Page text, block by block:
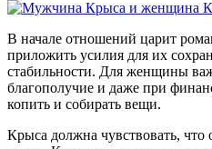
В начале отношений царит
приложить усилия для их
стабильности. Для женщины
благополучие и даже при
копить и собирать вещи.
Крыса должна чувствовать, что